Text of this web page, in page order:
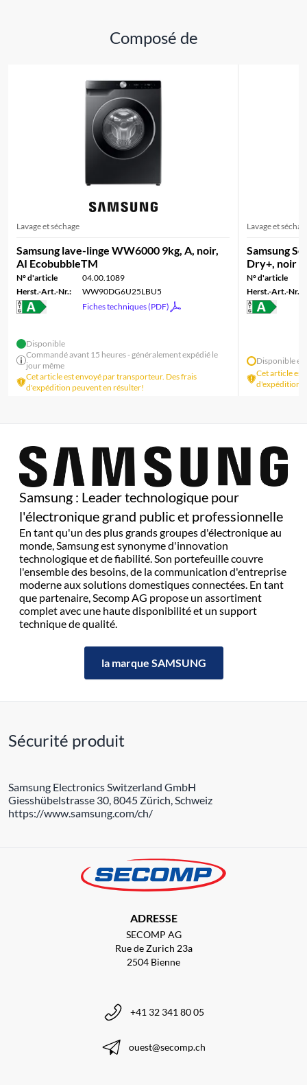
Composé de
Lavage et séchage
Samsung lave-linge WW6000 9kg, A, noir,
AI EcobubbleTM
N° d'article
04.00.1089
Herst.-Art.-Nr.:
WW90DG6U25LBU5
Fiches techniques (PDF)
Disponible
Commandé avant 15 heures - généralement expédié le
jour même
Cet article est envoyé par transporteur. Des frais
d'expédition peuvent en résulter!
Lavage et
Samsung
Dry+, noir
N° d'article
Herst.-Art.-Nr.:
Disponible
Cet article
d'expédition
Samsung : Leader technologique pour
l'électronique grand public et professionnelle
En tant qu'un des plus grands groupes d'électronique au
monde, Samsung est synonyme d'innovation
technologique et de fiabilité. Son portefeuille couvre
l'ensemble des besoins, de la communication d'entreprise
moderne aux solutions domestiques connectées. En tant
que partenaire, Secomp AG propose un assortiment
complet avec une haute disponibilité et un support
technique de qualité.
la marque SAMSUNG
Sécurité produit
Samsung Electronics Switzerland GmbH
Giesshübelstrasse 30, 8045 Zürich, Schweiz
https://www.samsung.com/ch/
ADRESSE
SECOMP AG
Rue de Zurich 23a
2504 Bienne
+41 32 341 80 05
ouest@secomp.ch